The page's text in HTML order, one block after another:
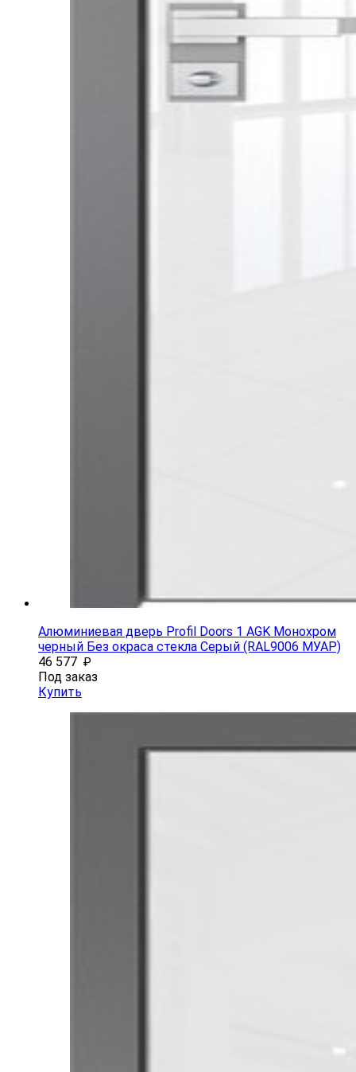
Алюминиевая дверь Profil Doors 1 AGK Монохром
черный Без окраса стекла Серый (RAL9006 МУАР)
46 577 ₽
Под заказ
Купить